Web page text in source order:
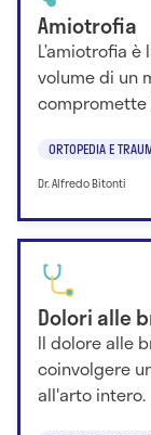
Amiotrofia
L’amiotrofia
volume di un
compromette
ORTOPEDIA E
Dr. Alfredo Bitonti
Dolori alle
Il dolore alle
coinvolgere
all'arto intero.